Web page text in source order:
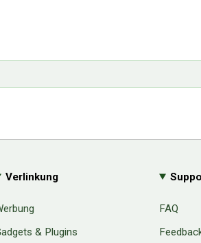
Verlinkung
& Plugins
FAQ